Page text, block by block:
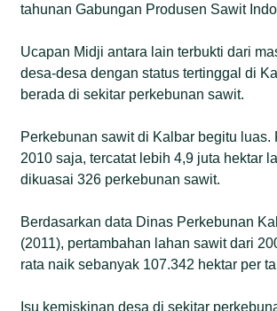
tahunan Gabungan Produsen Sawit
Ucapan Midji antara lain terbukti dari
desa-desa dengan status tertinggal di
berada di sekitar perkebunan sawit.
Perkebunan sawit di Kalbar begitu luas.
2010 saja, tercatat lebih 4,9 juta hektar
dikuasai 326 perkebunan sawit.
Berdasarkan data Dinas Perkebunan
(2011), pertambahan lahan sawit dari
rata naik sebanyak 107.342 hektar per
Isu kemiskinan desa di sekitar